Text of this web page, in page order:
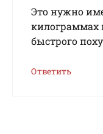
Это нужно
килограммах
быстрого
Ответить